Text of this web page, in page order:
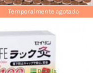
Temporalmente agotado
100 uds.
€El
precio
actual
IVA no incluído
Details